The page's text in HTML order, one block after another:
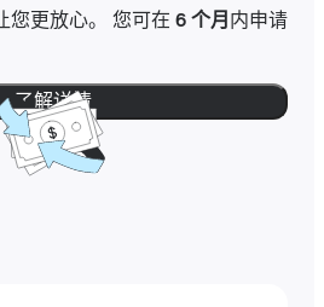
您更放心。 您可在 6 个月 内申请
了解详情